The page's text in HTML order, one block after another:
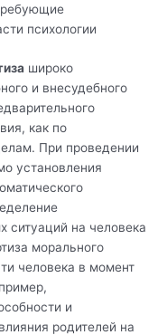
психологии
широко
и внесудебного
как по
При проведении
установления
ситуаций на человека
морального
человека в момент
и
родителей на